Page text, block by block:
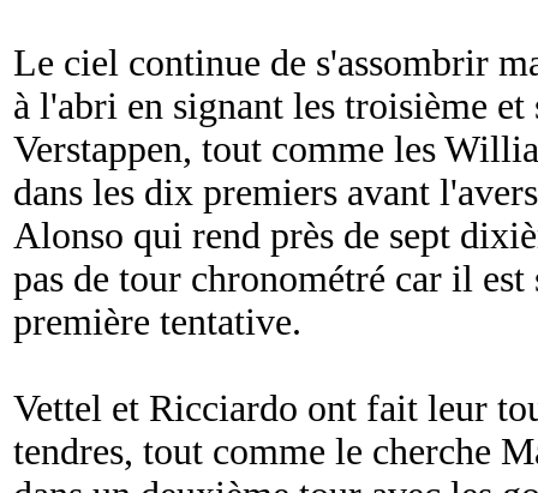
Le ciel continue de s'assombrir
à l'abri en signant les troisième
Verstappen, tout comme les
dans les dix premiers avant
Alonso qui rend près de sept
pas de tour chronométré car il est
première tentative.
Vettel et Ricciardo ont fait leur
tendres, tout comme le cherche